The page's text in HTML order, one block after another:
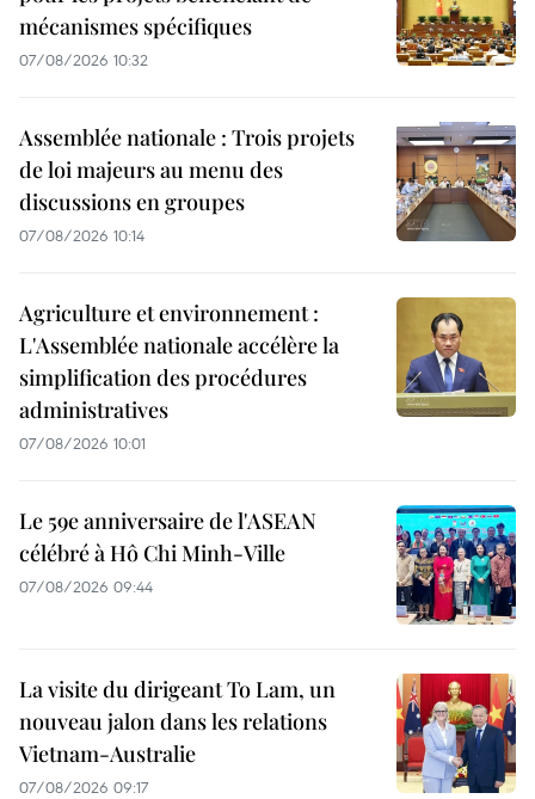
mécanismes spécifiques
07/08/2026 10:32
Assemblée nationale : Trois projets
de loi majeurs au menu des
discussions en groupes
07/08/2026 10:14
Agriculture et environnement :
L'Assemblée nationale accélère la
simplification des procédures
administratives
07/08/2026 10:01
Le 59e anniversaire de l'ASEAN
célébré à Hô Chi Minh-Ville
07/08/2026 09:44
La visite du dirigeant To Lam, un
nouveau jalon dans les relations
Vietnam-Australie
07/08/2026 09:17